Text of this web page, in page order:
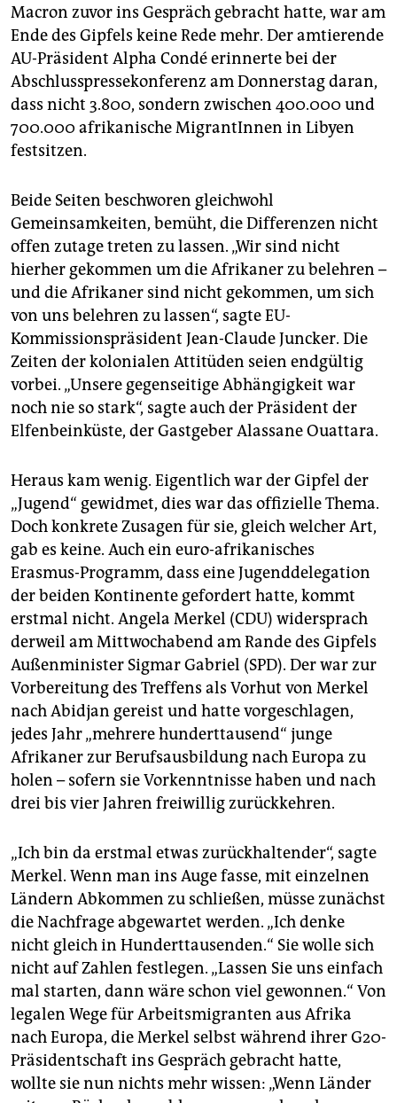
Macron zuvor ins Gespräch gebracht hatte, war am
Ende des Gipfels keine Rede mehr. Der amtierende
AU-Präsident Alpha Condé erinnerte bei der
Abschlusspressekonferenz am Donnerstag daran,
dass nicht 3.800, sondern zwischen 400.000 und
700.000 afrikanische MigrantInnen in Libyen
festsitzen.
Beide Seiten beschworen gleichwohl
Gemeinsamkeiten, bemüht, die Differenzen nicht
offen zutage treten zu lassen. „Wir sind nicht
hierher gekommen um die Afrikaner zu belehren –
und die Afrikaner sind nicht gekommen, um sich
von uns belehren zu lassen“, sagte EU-
Kommissionspräsident Jean-Claude Juncker. Die
Zeiten der kolonialen Attitüden seien endgültig
vorbei. „Unsere gegenseitige Abhängigkeit war
noch nie so stark“, sagte auch der Präsident der
Elfenbeinküste, der Gastgeber Alassane Ouattara.
Heraus kam wenig. Eigentlich war der Gipfel der
„Jugend“ gewidmet, dies war das offizielle Thema.
Doch konkrete Zusagen für sie, gleich welcher Art,
gab es keine. Auch ein euro-afrikanisches
Erasmus-Programm, dass eine Jugenddelegation
der beiden Kontinente gefordert hatte, kommt
erstmal nicht. Angela Merkel (CDU) widersprach
derweil am Mittwochabend am Rande des Gipfels
Außenminister Sigmar Gabriel (SPD). Der war zur
Vorbereitung des Treffens als Vorhut von Merkel
nach Abidjan gereist und hatte vorgeschlagen,
jedes Jahr „mehrere hunderttausend“ junge
Afrikaner zur Berufsausbildung nach Europa zu
holen – sofern sie Vorkenntnisse haben und nach
drei bis vier Jahren freiwillig zurückkehren.
„Ich bin da erstmal etwas zurückhaltender“, sagte
Merkel. Wenn man ins Auge fasse, mit einzelnen
Ländern Abkommen zu schließen, müsse zunächst
die Nachfrage abgewartet werden. „Ich denke
nicht gleich in Hunderttausenden.“ Sie wolle sich
nicht auf Zahlen festlegen. „Lassen Sie uns einfach
mal starten, dann wäre schon viel gewonnen.“ Von
legalen Wege für Arbeitsmigranten aus Afrika
nach Europa, die Merkel selbst während ihrer G20-
Präsidentschaft ins Gespräch gebracht hatte,
wollte sie nun nichts mehr wissen: „Wenn Länder